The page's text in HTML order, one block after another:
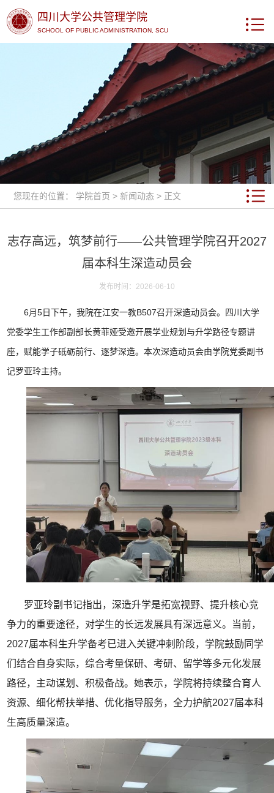
四川大学公共管理学院
SCHOOL OF PUBLIC ADMINISTRATION, SCU
您现在的位置： 学院首页 >新闻动态 > 正文
志存高远，筑梦前行——公共管理学院召开2027
届本科生深造动员会
发布时间：2026-06-10
6月5日下午，我院在江安一教B507召开深造动员会。四川大学
党委学生工作部副部长黄菲娅受邀开展学业规划与升学路径专题讲
座，赋能学子砥砺前行、逐梦深造。本次深造动员会由学院党委副书
记罗亚玲主持。
罗亚玲副书记指出，深造升学是拓宽视野、提升核心竞
争力的重要途径，对学生的长远发展具有深远意义。当前，
2027届本科生升学备考已进入关键冲刺阶段，学院鼓励同学
们结合自身实际，综合考量保研、考研、留学等多元化发展
路径，主动谋划、积极备战。她表示，学院将持续整合育人
资源、细化帮扶举措、优化指导服务，全力护航2027届本科
生高质量深造。